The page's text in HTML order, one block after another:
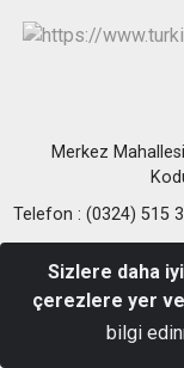
Merkez
Telefon : (0324) 515
Sizlere daha
çerezlere yer
bilgi